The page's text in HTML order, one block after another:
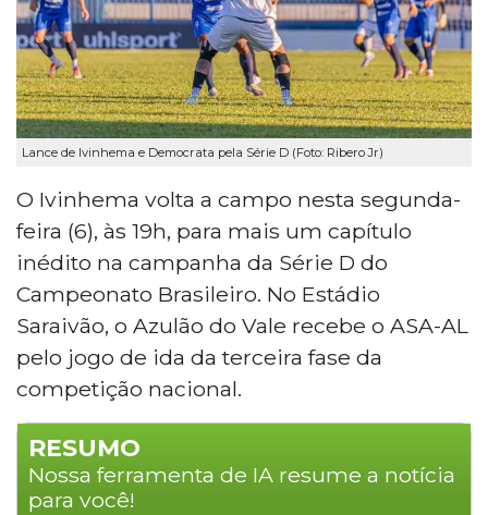
Lance de Ivinhema e Democrata pela Série D (Foto: Ribero Jr)
O Ivinhema volta a campo nesta segunda-
feira (6), às 19h, para mais um capítulo
inédito na campanha da Série D do
Campeonato Brasileiro. No Estádio
Saraivão, o Azulão do Vale recebe o ASA-AL
pelo jogo de ida da terceira fase da
competição nacional.
RESUMO
Nossa ferramenta de IA resume a notícia
para você!